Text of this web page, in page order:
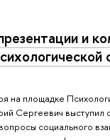
и
на площадке
Сергеевич выступил
социального